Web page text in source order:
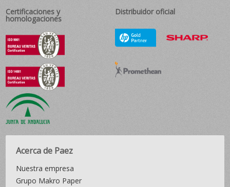
Certificaciones y
homologaciones
Distribuidor oficial
Acerca de Paez
Nuestra empresa
Grupo Makro Paper